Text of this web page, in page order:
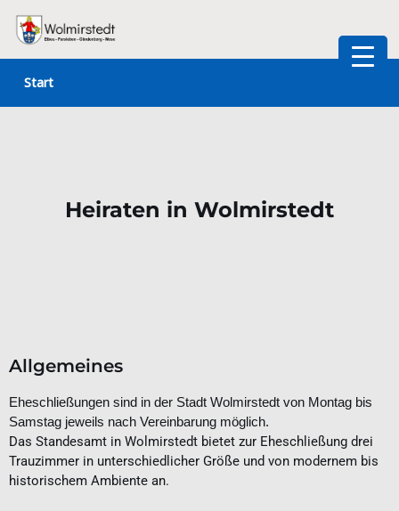
Zum
springen
Start
Heiraten in Wolmirstedt
Allgemeines
Eheschließungen sind in der Stadt Wolmirstedt von Montag bis
Samstag jeweils nach Vereinbarung möglich.
Das Standesamt in Wolmirstedt bietet zur Eheschließung drei
Trauzimmer in unterschiedlicher Größe und von modernem bis
historischem Ambiente an.